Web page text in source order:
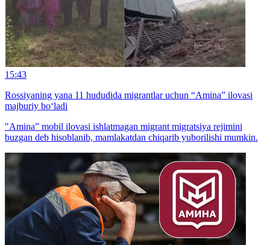
15:43
Rossiyaning yana 11 hududida migrantlar uchun “Amina” ilovasi
majburiy bo‘ladi
"Amina” mobil ilovasi ishlatmagan migrant migratsiya rejimini
buzgan deb hisoblanib, mamlakatdan chiqarib yuborilishi mumkin.